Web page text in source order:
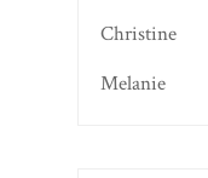
Christine
Melanie